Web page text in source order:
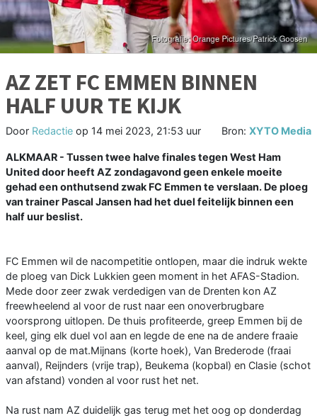
AZ ZET FC EMMEN BINNEN
HALF UUR TE KIJK
Door Redactie op 14 mei 2023, 21:53 uur Bron: XYTO Media
ALKMAAR - Tussen twee halve finales tegen West Ham
United door heeft AZ zondagavond geen enkele moeite
gehad een onthutsend zwak FC Emmen te verslaan. De ploeg
van trainer Pascal Jansen had het duel feitelijk binnen een
half uur beslist.
FC Emmen wil de nacompetitie ontlopen, maar die indruk wekte
de ploeg van Dick Lukkien geen moment in het AFAS-Stadion.
Mede door zeer zwak verdedigen van de Drenten kon AZ
freewheelend al voor de rust naar een onoverbrugbare
voorsprong uitlopen. De thuis profiteerde, greep Emmen bij de
keel, ging elk duel vol aan en legde de ene na de andere fraaie
aanval op de mat.Mijnans (korte hoek), Van Brederode (fraai
aanval), Reijnders (vrije trap), Beukema (kopbal) en Clasie (schot
van afstand) vonden al voor rust het net.
Na rust nam AZ duidelijk gas terug met het oog op donderdag